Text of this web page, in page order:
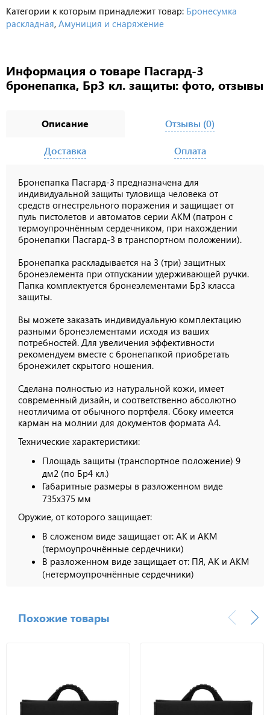
Категории к которым принадлежит товар: Бронесумка
раскладная, Амуниция и снаряжение
Информация о товаре Пасгард-3
бронепапка, Бр3 кл. защиты: фото, отзывы
Описание
Бронепапка Пасгард-3 предназначена для
индивидуальной защиты туловища человека от
средств огнестрельного поражения и защищает от
пуль пистолетов и автоматов серии АКМ (патрон с
термоупрочнённым сердечником, при нахождении
бронепапки Пасгард-3 в транспортном положении).
Бронепапка раскладывается на 3 (три) защитных
бронеэлемента при отпускании удерживающей ручки.
Папка комплектуется бронеэлементами Бр3 класса
защиты.
Вы можете заказать индивидуальную комплектацию
разными бронеэлементами исходя из ваших
потребностей. Для увеличения эффективности
рекомендуем вместе с бронепапкой приобретать
бронежилет скрытого ношения.
Сделана полностью из натуральной кожи, имеет
современный дизайн, и соответственно абсолютно
неотличима от обычного портфеля. Сбоку имеется
карман на молнии для документов формата А4.
Технические характеристики:
Площадь защиты (транспортное положение) 9
дм2 (по Бр4 кл.)
Габаритные размеры в разложенном виде
735х375 мм
Оружие, от которого защищает:
В сложеном виде защищает от: АК и АКМ
(термоупрочнённые сердечники)
В разложенном виде защищает от: ПЯ, АК и АКМ
(нетермоупрочнённые сердечники)
Отзывы (0)
Доставка Оплата
Похожие товары